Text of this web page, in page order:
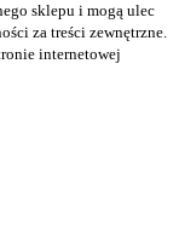
sklepu i mogą ulec
za treści zewnętrzne.
internetowej